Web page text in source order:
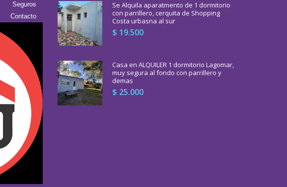
Seguros
Contacto
Se Alquila aparatmento de 1 dormitorio
con parrillero, cerquita de Shopping
Costa urbasna al sur
$ 19.500
Casa en ALQUILER 1 dormitorio Lagomar,
muy segura al fondo con parrillero y
demas
$ 25.000